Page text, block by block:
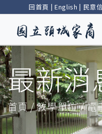
回首頁 | English | 民意
最新消
首頁 / 教學單位 / 電